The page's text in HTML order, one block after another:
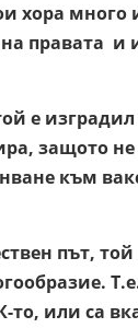
хора много
правата и
е
защото
към
път,
то, или са